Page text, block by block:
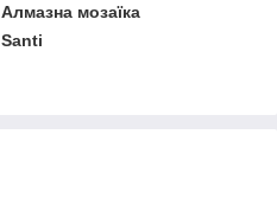
Алмазна мозаїка
Santi